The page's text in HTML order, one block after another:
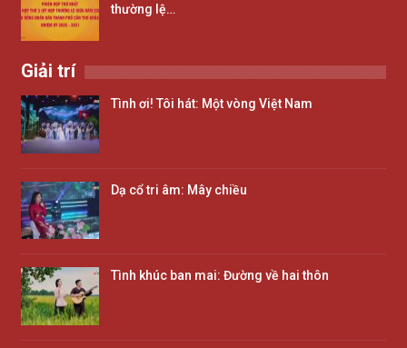
thường lệ…
Giải trí
Tình ơi! Tôi hát: Một vòng Việt Nam
Dạ cổ tri âm: Mây chiều
Tình khúc ban mai: Đường về hai thôn